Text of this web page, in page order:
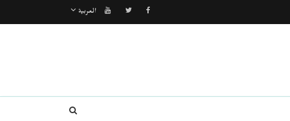
العربية